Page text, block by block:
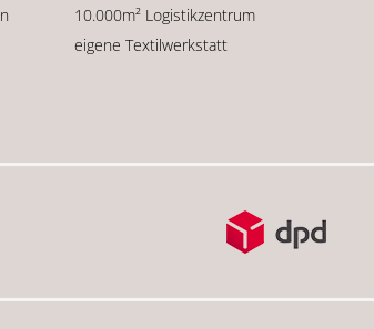
10.000m² Logistikzentrum
eigene Textilwerkstatt